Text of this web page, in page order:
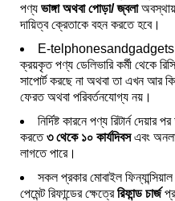
পণ্য ভাঙ্গা অথবা পোড়া/ জ্বলাঅবস্থায়
দায়িত্ব ক্রেতাকে বহন করতে হবে।
E-telphonesandgadgets এর
ক্রয়কৃত পণ্য ডেলিভারি কর্মী থেকে
সাপোর্ট করছে না অথবা তা এখন আর
ফেরত অথবা পরিবর্তনযোগ্য নয়।
নির্দিষ্ট কারনে পণ্য রিটার্ন
করতে৩ থেকে ১০ কার্যদিবসএবং
লাগতে পারে।
সকল প্রকার মোবাইল
পেমেন্ট রিফান্ডের ক্ষেত্রেরিফান্ড চার্জ